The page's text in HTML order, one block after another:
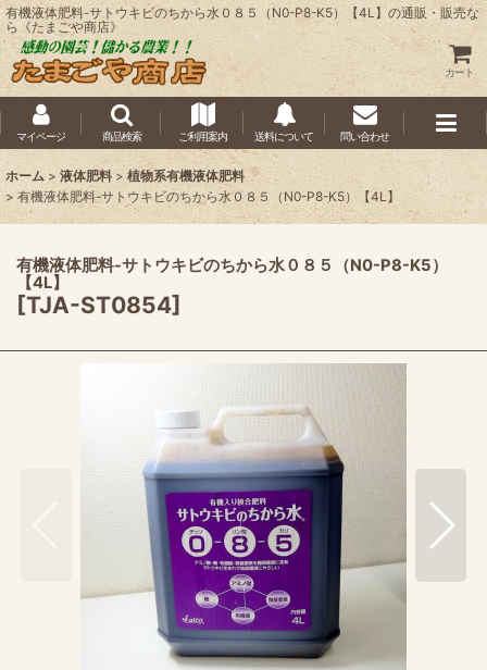
有機液体肥料-サトウキビのちから水０８５（N0-P8-K5）【4L】の通販・販売な
ら《たまごや商店》
カート
マイページ 商品検索 ご利用案内 送料について 問い合わせ
ホーム > 液体肥料 > 植物系有機液体肥料
> 有機液体肥料-サトウキビのちから水０８５（N0-P8-K5）【4L】
有機液体肥料-サトウキビのちから水０８５（N0-P8-K5）
【4L】
[TJA-ST0854]